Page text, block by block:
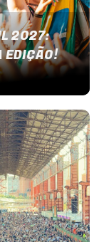
2027:
EDIÇÃO!